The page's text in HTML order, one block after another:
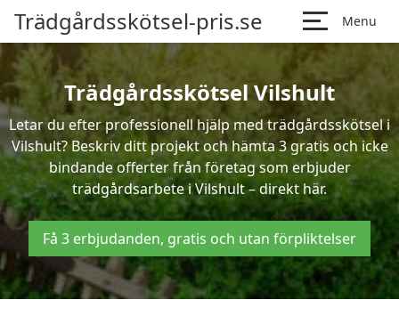
Trädgårdsskötsel-pris.se Menu
Trädgårdsskötsel Vilshult
Letar du efter professionell hjälp med trädgårdsskötsel i
Vilshult? Beskriv ditt projekt och hämta 3 gratis och icke
bindande offerter från företag som erbjuder
trädgårdsarbete i Vilshult – direkt här.
Få 3 erbjudanden, gratis och utan förpliktelser